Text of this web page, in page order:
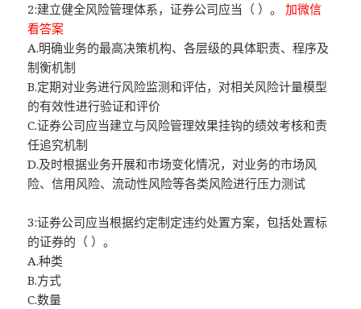
2:建立健全风险管理体系，证券公司应当（ ）。加微信
看答案
A.明确业务的最高决策机构、各层级的具体职责、程序及
制衡机制
B.定期对业务进行风险监测和评估，对相关风险计量模型
的有效性进行验证和评价
C.证券公司应当建立与风险管理效果挂钩的绩效考核和责
任追究机制
D.及时根据业务开展和市场变化情况，对业务的市场风
险、信用风险、流动性风险等各类风险进行压力测试
3:证券公司应当根据约定制定违约处置方案，包括处置标
的证券的（ ）。
A.种类
B.方式
C.数量